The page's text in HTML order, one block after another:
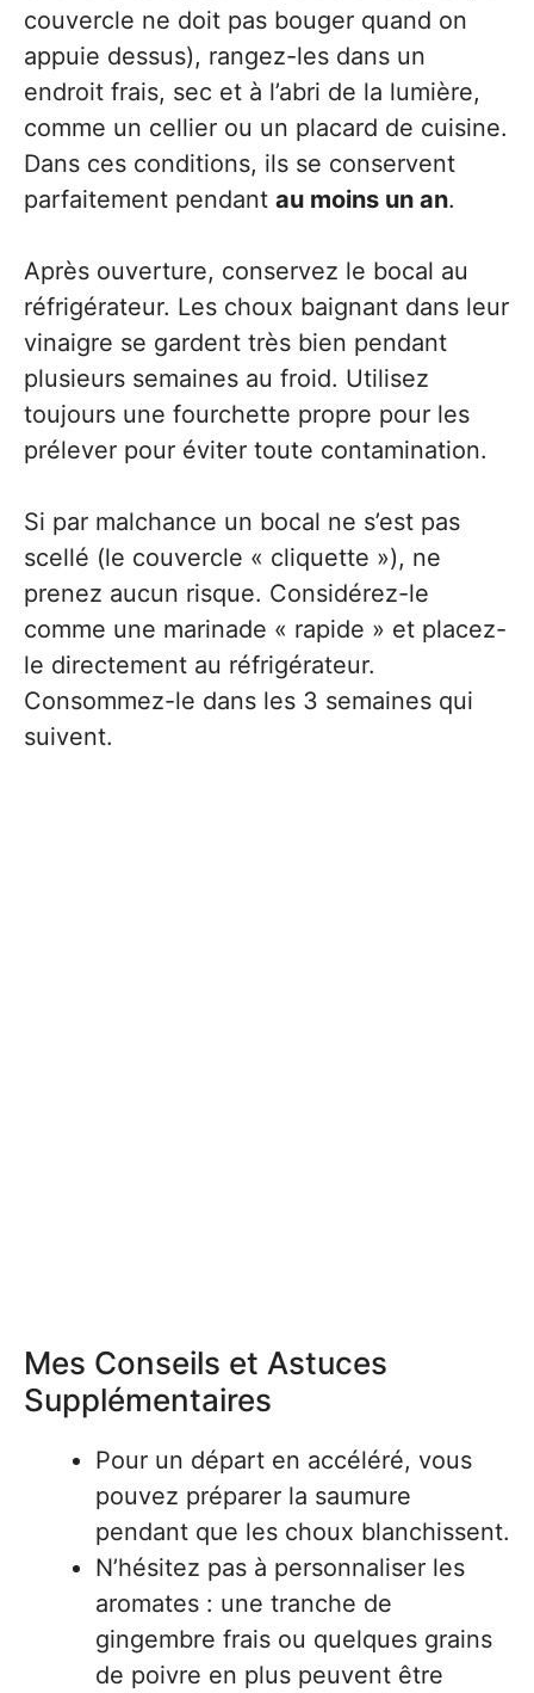
couvercle ne doit pas bouger quand on
appuie dessus), rangez-les dans un
endroit frais, sec et à l’abri de la lumière,
comme un cellier ou un placard de cuisine.
Dans ces conditions, ils se conservent
parfaitement pendant au moins un an.
Après ouverture, conservez le bocal au
réfrigérateur. Les choux baignant dans leur
vinaigre se gardent très bien pendant
plusieurs semaines au froid. Utilisez
toujours une fourchette propre pour les
prélever pour éviter toute contamination.
Si par malchance un bocal ne s’est pas
scellé (le couvercle « cliquette »), ne
prenez aucun risque. Considérez-le
comme une marinade « rapide » et placez-
le directement au réfrigérateur.
Consommez-le dans les 3 semaines qui
suivent.
Mes Conseils et Astuces
Supplémentaires
Pour un départ en accéléré, vous
pouvez préparer la saumure
pendant que les choux blanchissent.
N’hésitez pas à personnaliser les
aromates : une tranche de
gingembre frais ou quelques grains
de poivre en plus peuvent être